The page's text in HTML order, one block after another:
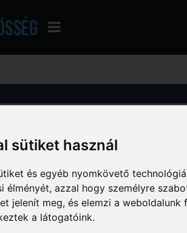
sütiket használ
és egyéb nyomkövető
élményét, azzal hogy személyre
jelenít meg, és elemzi a
a látogatóink.
látod, amelyekhez hozzáférésed van.
Csatolmányok